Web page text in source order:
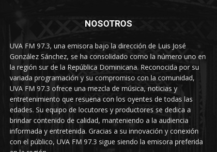
NOSOTROS
UVA FM 97.3, una emisora bajo la dirección de Luis José
González Sánchez, se ha consolidado como la número uno en
la región sur de la República Dominicana. Reconocida por su
variada programación y su compromiso con la comunidad,
UVA FM 97.3 ofrece una mezcla de música, noticias y
entretenimiento que resuena con los oyentes de todas las
edades. Su equipo de locutores y productores se dedica a
brindar contenido de calidad, manteniendo a la audiencia
informada y entretenida. Gracias a su innovación y conexión
con el público, UVA FM 97.3 sigue siendo la emisora preferida